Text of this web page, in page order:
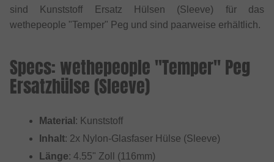
sind Kunststoff Ersatz Hülsen (Sleeve) für das
wethepeople "Temper" Peg und sind paarweise erhältlich.
Specs: wethepeople "Temper" Peg
Ersatzhülse (Sleeve)
Material : Kunststoff
Inhalt: 2x Nylon-Glasfaser Hülse (Sleeve)
Länge: 4.55" Zoll (116mm)